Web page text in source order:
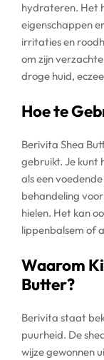
hydrateren. Het
eigenschappen
irritaties en
om zijn
droge huid,
Hoe te
Berivita Shea
gebruikt. Je kunt
als een
behandeling
hielen. Het kan
lippenbalsem of
Waarom
Butter?
Berivita staat
puurheid. De
wijze gewonnen